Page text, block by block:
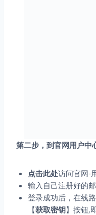
第二步，到官网用户中
点击此处访问官网-
输入自己注册好的
登录成功后，在线
【获取密钥】按钮,